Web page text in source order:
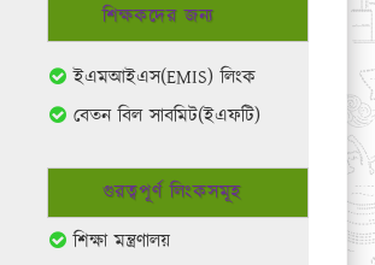
শিক্ষকদের জন্য
ইএমআইএস(EMIS) লিংক
বেতন বিল সাবমিট(ইএফটি)
গুরত্বপূর্ণ লিংকসমূহ
শিক্ষা মন্ত্রণালয়